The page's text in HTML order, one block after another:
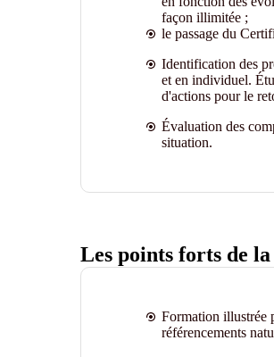
façon illimitée ;
le passage du
Identification des
et en individuel.
d'actions pour le
Évaluation des
situation.
Les points forts de
Formation illustrée
référencements